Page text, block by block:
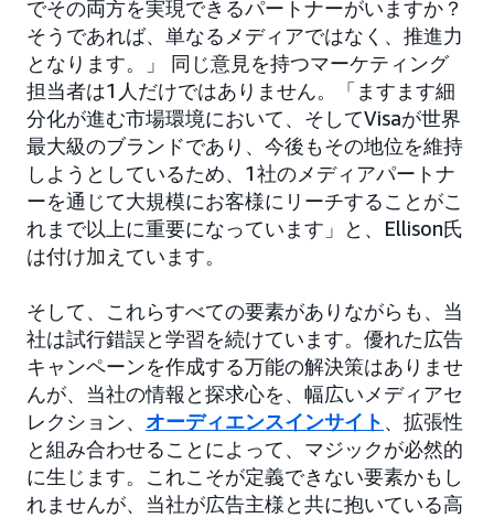
でその両方を実現できるパートナーがいますか？
そうであれば、単なるメディアではなく、推進力
となります。」 同じ意見を持つマーケティング
担当者は1人だけではありません。「ますます細
分化が進む市場環境において、そしてVisaが世界
最大級のブランドであり、今後もその地位を維持
しようとしているため、1社のメディアパートナ
ーを通じて大規模にお客様にリーチすることがこ
れまで以上に重要になっています」と、Ellison氏
は付け加えています。
そして、これらすべての要素がありながらも、当
社は試行錯誤と学習を続けています。優れた広告
キャンペーンを作成する万能の解決策はありませ
んが、当社の情報と探求心を、幅広いメディアセ
レクション、 オーディエンスインサイト 、拡張性
と組み合わせることによって、マジックが必然的
に生じます。これこそが定義できない要素かもし
れませんが、当社が広告主様と共に抱いている高